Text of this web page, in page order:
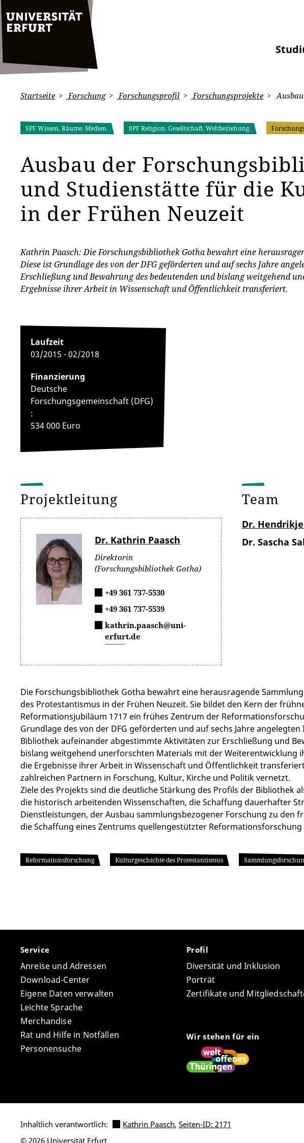
Startseite Forschung Forschungsprofil Forschungsprojekte
SPF Wissen. Räume. Medien. SPF Religion. Gesellschaft. Weltbeziehung.
Ausbau der
und Studienstätte für die
in der Frühen Neuzeit
Kathrin Paasch: Die Forschungsbibliothek Gotha bewahrt eine
Diese ist Grundlage des von der DFG geförderten und auf sechs Jahre
Erschließung und Bewahrung des bedeutenden und bislang weitgehend
Ergebnisse ihrer Arbeit in Wissenschaft und Öffentlichkeit transferiert.
Laufzeit
03/2015 - 02/2018
Finanzierung
Deutsche
Forschungsgemeinschaft (DFG)
:
534 000 Euro
Projektleitung
Dr. Kathrin Paasch
Direktorin
(Forschungsbibliothek Gotha)
+49 361 737-5530
+49 361 737-5539
kathrin.paasch@uni-
erfurt.de
Team
Dr.
Dr. Sascha
Die Forschungsbibliothek Gotha bewahrt eine herausragende
des Protestantismus in der Frühen Neuzeit. Sie bildet den Kern der
Reformationsjubiläum 1717 ein frühes Zentrum der
Grundlage des von der DFG geförderten und auf sechs Jahre
Bibliothek aufeinander abgestimmte Aktivitäten zur Erschließung und
bislang weitgehend unerforschten Materials mit der Weiterentwicklung
die Ergebnisse ihrer Arbeit in Wissenschaft und Öffentlichkeit
zahlreichen Partnern in Forschung, Kultur, Kirche und Politik vernetzt.
Ziele des Projekts sind die deutliche Stärkung des Profils der Bibliothek
die historisch arbeitenden Wissenschaften, die Schaffung dauerhafter
Dienstleistungen, der Ausbau sammlungsbezogener Forschung zu den
die Schaffung eines Zentrums quellengestützter Reformationsforschung
Reformationsforschung Kulturgeschichte des Protestantismus
Service
Anreise und Adressen
Download-Center
Eigene Daten verwalten
Leichte Sprache
Merchandise
Rat und Hilfe in Notfällen
Personensuche
Profil
Diversität und Inklusion
Porträt
Zertifikate und
Wir stehen für ein
Inhaltlich verantwortlich: Kathrin Paasch, Seiten-ID: 2171
© 2026 Universität Erfurt